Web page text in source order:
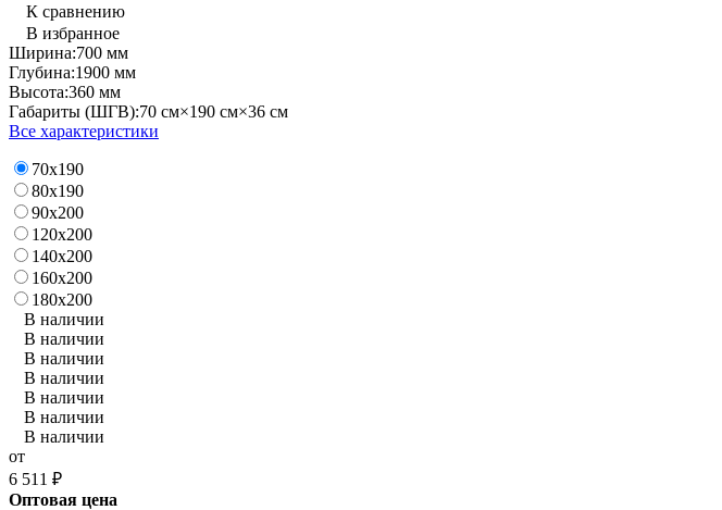
К сравнению
В избранное
Ширина:700 мм
Глубина:1900 мм
Высота:360 мм
Габариты (ШГВ):70 см×190 см×36 см
Все характеристики
70х190
80х190
90х200
120х200
140х200
160х200
180х200
В наличии
В наличии
В наличии
В наличии
В наличии
В наличии
В наличии
от
6 511 ₽
Оптовая цена